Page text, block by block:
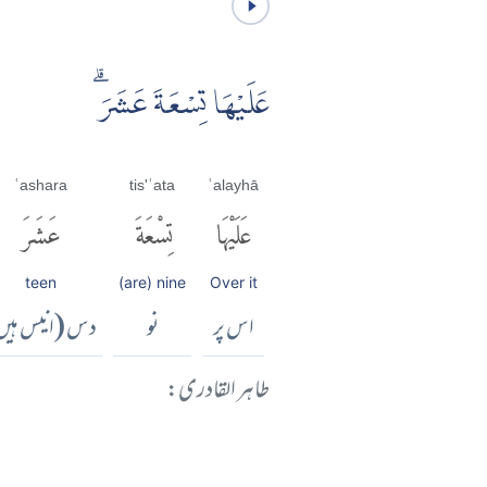
عَلَيْهَا تِسْعَةَ عَشَرَۗ
ʿalayhā
عَلَيْهَا
Over it
اس پر
tis'ʿata
تِسْعَةَ
(are) nine
نو
ʿashara
عَشَرَ
teen
دس (انیس
طاہر القادری: